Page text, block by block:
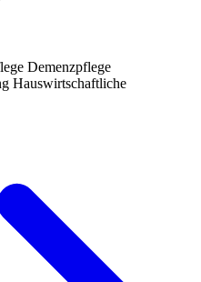
Demenzpflege
Hauswirtschaftliche